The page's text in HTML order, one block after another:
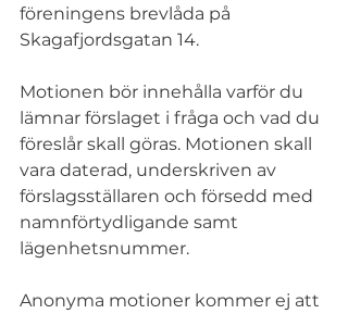
föreningens brevlåda på
Skagafjordsgatan 14.
Motionen bör innehålla varför du
lämnar förslaget i fråga och vad du
föreslår skall göras. Motionen skall
vara daterad, underskriven av
förslagsställaren och försedd med
namnförtydligande samt
lägenhetsnummer.
Anonyma motioner kommer ej att